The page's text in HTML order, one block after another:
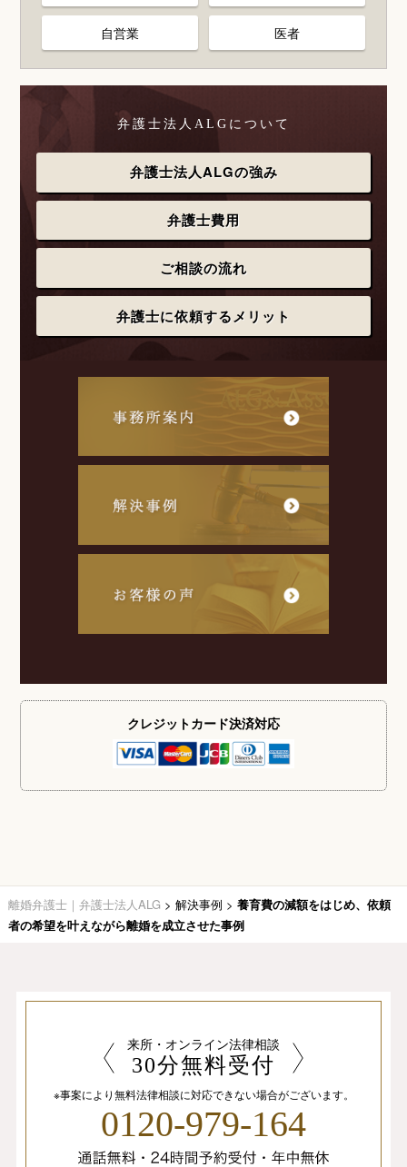
自営業 医者
弁護士法人ALGについて
弁護士法人ALGの強み
弁護士費用
ご相談の流れ
弁護士に依頼するメリット
クレジットカード決済対応
離婚弁護士｜弁護士法人ALG > 解決事例 > 養育費の減額をはじめ、依頼
者の希望を叶えながら離婚を成立させた事例
来所・オンライン法律相談
30分無料受付
※事案により無料法律相談に対応できない場合がございます。
0120-979-164